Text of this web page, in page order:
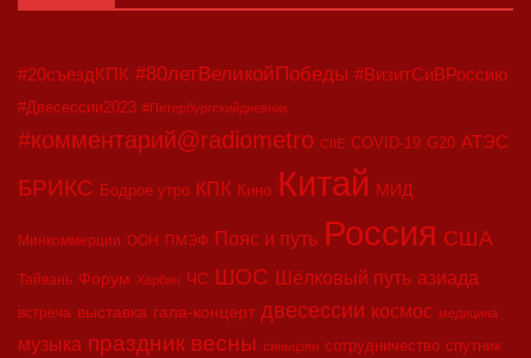
#20съездКПК #80летВеликойПобеды #ВизитСиВРоссию
#Двесессии2023 #Петербургскийдневник
#комментарий@radiometro CIIE COVID-19 G20 АТЭС
БРИКС Бодрое утро КПК Кино Китай МИД
Минкоммерции ООН ПМЭФ Пояс и путь Россия США
Тайвань Форум Харбин ЧС ШОС Шёлковый путь азиада
встреча выставка гала-концерт двесессии космос медицина
музыка праздник весны синьцзян сотрудничество спутник